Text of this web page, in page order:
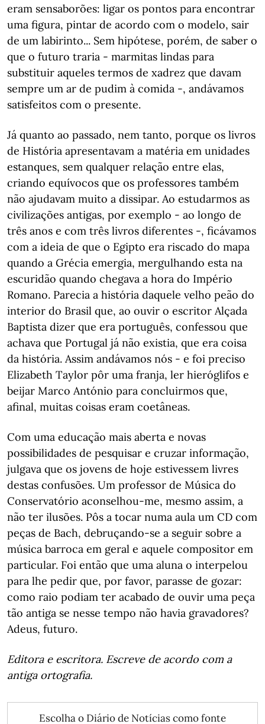
eram sensaborões: ligar os pontos para encontrar
uma figura, pintar de acordo com o modelo, sair
de um labirinto... Sem hipótese, porém, de saber o
que o futuro traria - marmitas lindas para
substituir aqueles termos de xadrez que davam
sempre um ar de pudim à comida -, andávamos
satisfeitos com o presente.
Já quanto ao passado, nem tanto, porque os livros
de História apresentavam a matéria em unidades
estanques, sem qualquer relação entre elas,
criando equívocos que os professores também
não ajudavam muito a dissipar. Ao estudarmos as
civilizações antigas, por exemplo - ao longo de
três anos e com três livros diferentes -, ficávamos
com a ideia de que o Egipto era riscado do mapa
quando a Grécia emergia, mergulhando esta na
escuridão quando chegava a hora do Império
Romano. Parecia a história daquele velho peão do
interior do Brasil que, ao ouvir o escritor Alçada
Baptista dizer que era português, confessou que
achava que Portugal já não existia, que era coisa
da história. Assim andávamos nós - e foi preciso
Elizabeth Taylor pôr uma franja, ler hieróglifos e
beijar Marco António para concluirmos que,
afinal, muitas coisas eram coetâneas.
Com uma educação mais aberta e novas
possibilidades de pesquisar e cruzar informação,
julgava que os jovens de hoje estivessem livres
destas confusões. Um professor de Música do
Conservatório aconselhou-me, mesmo assim, a
não ter ilusões. Pôs a tocar numa aula um CD com
peças de Bach, debruçando-se a seguir sobre a
música barroca em geral e aquele compositor em
particular. Foi então que uma aluna o interpelou
para lhe pedir que, por favor, parasse de gozar:
como raio podiam ter acabado de ouvir uma peça
tão antiga se nesse tempo não havia gravadores?
Adeus, futuro.
Editora e escritora. Escreve de acordo com a
antiga ortografia.
Escolha o Diário de Notícias como fonte